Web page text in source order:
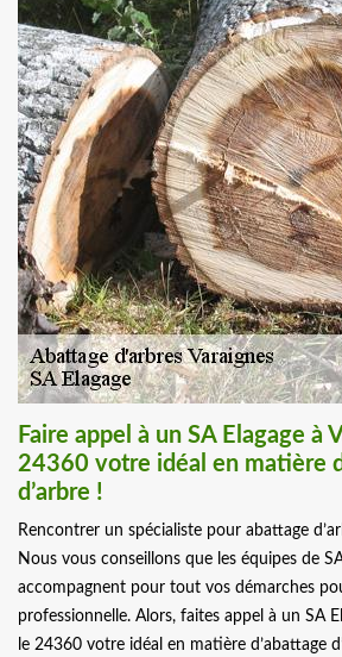
Faire appel à un SA Elagage à
24360 votre idéal en matière
d’arbre !
Rencontrer un spécialiste pour abattage
Nous vous conseillons que les équipes de
accompagnent pour tout vos démarches
professionnelle. Alors, faites appel à un SA
le 24360 votre idéal en matière d’abattage